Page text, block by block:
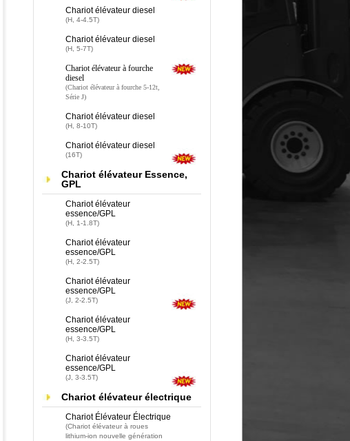
Chariot élévateur diesel
(H, 4-4.5T)
Chariot élévateur diesel
(H, 5-7T)
Chariot élévateur à fourche
diesel
(Chariot élévateur à fourche 5-12t,
Série J)
Chariot élévateur diesel
(H, 8-10T)
Chariot élévateur diesel
(16T)
Chariot élévateur Essence,
GPL
Chariot élévateur
essence/GPL
(H, 1-1.8T)
Chariot élévateur
essence/GPL
(H, 2-2.5T)
Chariot élévateur
essence/GPL
(J, 2-2.5T)
Chariot élévateur
essence/GPL
(H, 3-3.5T)
Chariot élévateur
essence/GPL
(J, 3-3.5T)
Chariot élévateur électrique
Chariot Élévateur Électrique
(Chariot élévateur à roues
lithium-ion nouvelle génération